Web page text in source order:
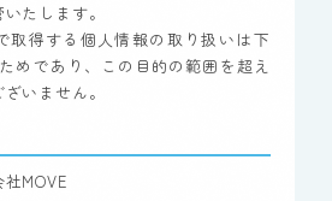
たします。
取得する個人情報の取り扱いは下
めであり、この目的の範囲を超え
いません。
MOVE